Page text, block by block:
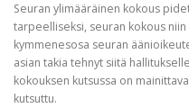
Seuran ylimääräinen kokous
tarpeelliseksi, seuran kokous niin
kymmenesosa seuran
asian takia tehnyt siitä
kokouksen kutsussa on
kutsuttu.